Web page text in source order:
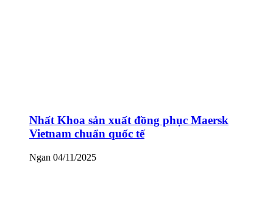
Nhất Khoa sản xuất đồng phục Maersk
Vietnam chuẩn quốc tế
Ngan 04/11/2025